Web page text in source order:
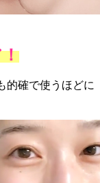
的確で使うほどに